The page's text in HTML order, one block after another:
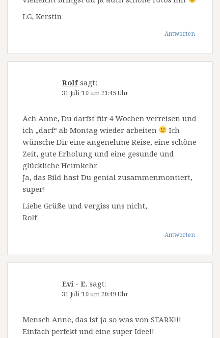
LG, Kerstin
Antworten
Rolf sagt:
31 Juli ’10 um 21:45 Uhr
Ach Anne, Du darfst für 4 Wochen verreisen und
ich „darf“ ab Montag wieder arbeiten
Ich
wünsche Dir eine angenehme Reise, eine schöne
Zeit, gute Erholung und eine gesunde und
glückliche Heimkehr.
Ja, das Bild hast Du genial zusammenmontiert,
super!
Liebe Grüße und vergiss uns nicht,
Rolf
Antworten
Evi - E. sagt:
31 Juli ’10 um 20:49 Uhr
Mensch Anne, das ist ja so was von STARK!!!
Einfach perfekt und eine super Idee!!